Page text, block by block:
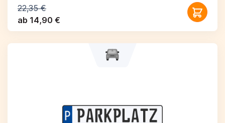
22,35 €
ab 14,90 €